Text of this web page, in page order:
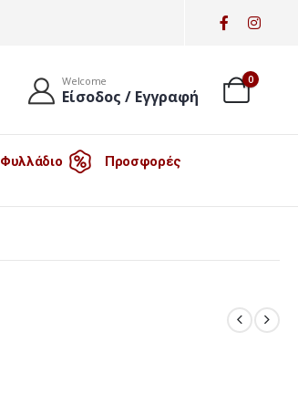
Welcome
Είσοδος / Εγγραφή
0
Φυλλάδιο Προσφορές